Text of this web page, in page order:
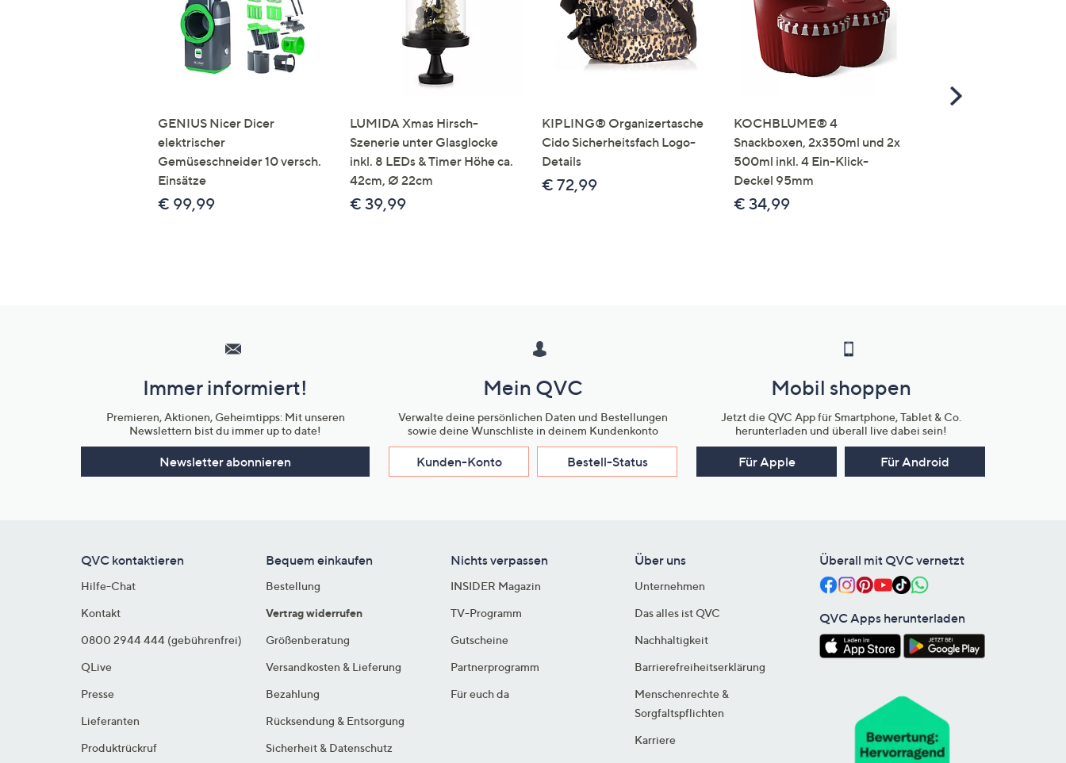
GENIUS Nicer Dicer
elektrischer
Gemüseschneider 10 versch.
Einsätze
€ 99,99
LUMIDA Xmas Hirsch-
Szenerie unter Glasglocke
inkl. 8 LEDs & Timer Höhe ca.
42cm, Ø 22cm
€ 39,99
KIPLING® Organizertasche
Cido Sicherheitsfach Logo-
Details
€ 72,99
KOCHBLUME® 4
Snackboxen, 2x350ml und 2x
500ml inkl. 4 Ein-Klick-
Deckel 95mm
€ 34,99
Scroll
Unternehmensinformationen
Immer informiert!
Premieren, Aktionen, Geheimtipps: Mit unseren
Newslettern bist du immer up to date!
Newsletter abonnieren
Mein QVC
Verwalte deine persönlichen Daten und Bestellungen
sowie deine Wunschliste in deinem Kundenkonto
Kunden-Konto Bestell-Status
Mobil shoppen
Jetzt die QVC App für Smartphone, Tablet & Co.
herunterladen und überall live dabei sein!
Für Apple Für Android
QVC kontaktieren
Hilfe-Chat
Kontakt
0800 2944 444 (gebührenfrei)
QLive
Presse
Lieferanten
Produktrückruf
Bequem einkaufen
Bestellung
Vertrag widerrufen
Größenberatung
Versandkosten & Lieferung
Bezahlung
Rücksendung & Entsorgung
Sicherheit & Datenschutz
Nichts verpassen
INSIDER Magazin
TV-Programm
Gutscheine
Partnerprogramm
Für euch da
Über uns
Unternehmen
Das alles ist QVC
Nachhaltigkeit
Barrierefreiheitserklärung
Menschenrechte &
Sorgfaltspflichten
Karriere
Überall mit QVC vernetzt
QVC Apps herunterladen